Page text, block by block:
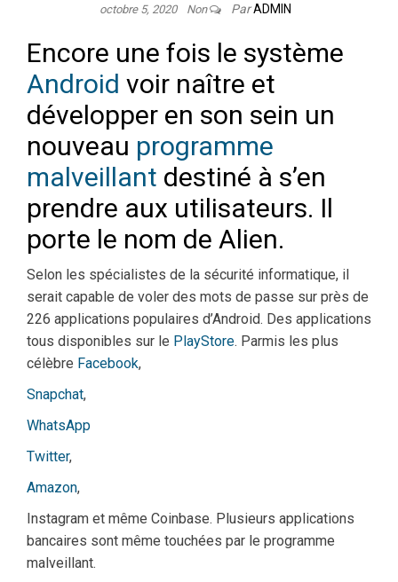
octobre 5, 2020 Non ParADMIN
Encore une fois le système
Android voir naître et
développer en son sein un
nouveau programme
malveillant destiné à s’en
prendre aux utilisateurs. Il
porte le nom de Alien.
Selon les spécialistes de la sécurité informatique, il
serait capable de voler des mots de passe sur près de
226 applications populaires d’Android. Des applications
tous disponibles sur le PlayStore. Parmis les plus
célèbre Facebook,
Snapchat,
WhatsApp
Twitter,
Amazon,
Instagram et même Coinbase. Plusieurs applications
bancaires sont même touchées par le programme
malveillant.